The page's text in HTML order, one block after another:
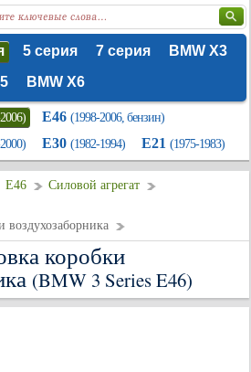
5 серия 7 серия
BMW X3
BMW X6
E46 (1998-2006, бензин)
E30 (1982-1994) E21 (1975-1983)
E46
Силовой агрегат
воздухозаборника
коробки
(BMW 3 Series E46)